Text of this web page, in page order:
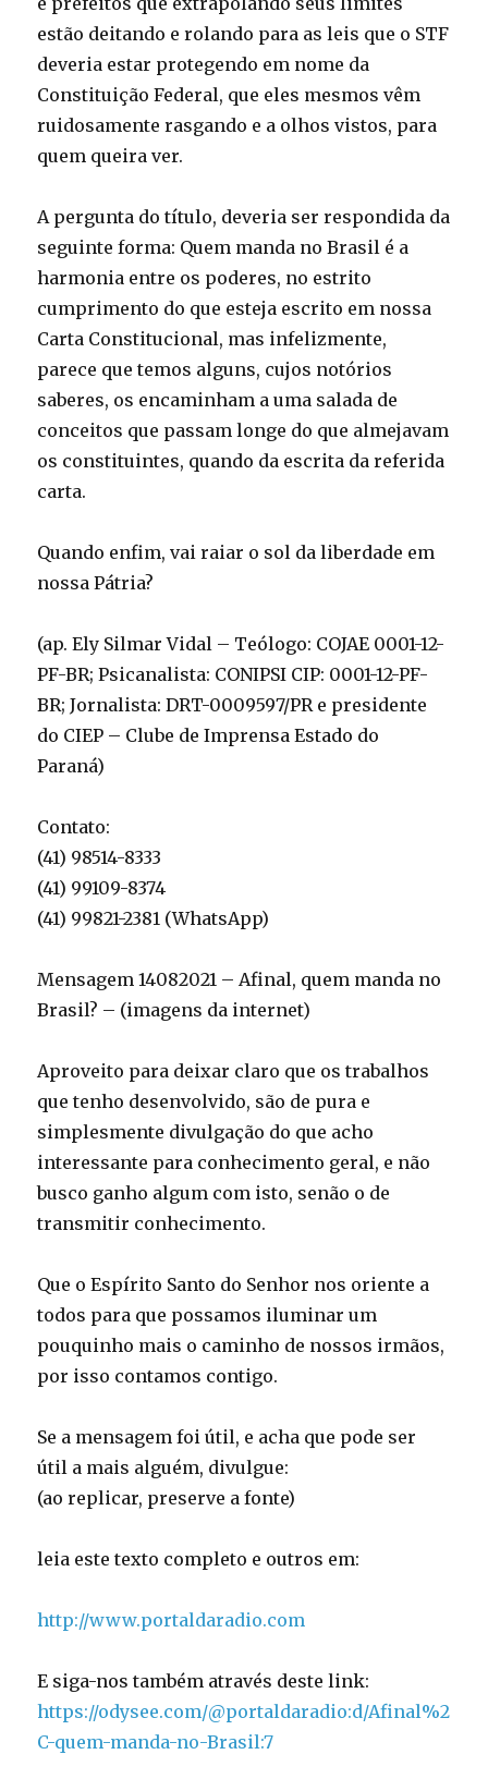
estão deitando e rolando para as leis que o STF
deveria estar protegendo em nome da
Constituição Federal, que eles mesmos vêm
ruidosamente rasgando e a olhos vistos, para
quem queira ver.
A pergunta do título, deveria ser respondida da
seguinte forma: Quem manda no Brasil é a
harmonia entre os poderes, no estrito
cumprimento do que esteja escrito em nossa
Carta Constitucional, mas infelizmente,
parece que temos alguns, cujos notórios
saberes, os encaminham a uma salada de
conceitos que passam longe do que almejavam
os constituintes, quando da escrita da referida
carta.
Quando enfim, vai raiar o sol da liberdade em
nossa Pátria?
(ap. Ely Silmar Vidal – Teólogo: COJAE 0001-12-
PF-BR; Psicanalista: CONIPSI CIP: 0001-12-PF-
BR; Jornalista: DRT-0009597/PR e presidente
do CIEP – Clube de Imprensa Estado do
Paraná)
Contato:
(41) 98514-8333
(41) 99109-8374
(41) 99821-2381 (WhatsApp)
Mensagem 14082021 – Afinal, quem manda no
Brasil? – (imagens da internet)
Aproveito para deixar claro que os trabalhos
que tenho desenvolvido, são de pura e
simplesmente divulgação do que acho
interessante para conhecimento geral, e não
busco ganho algum com isto, senão o de
transmitir conhecimento.
Que o Espírito Santo do Senhor nos oriente a
todos para que possamos iluminar um
pouquinho mais o caminho de nossos irmãos,
por isso contamos contigo.
Se a mensagem foi útil, e acha que pode ser
útil a mais alguém, divulgue:
(ao replicar, preserve a fonte)
leia este texto completo e outros em:
http://www.portaldaradio.com
E siga-nos também através deste link:
https://odysee.com/@portaldaradio:d/Afinal%2
C-quem-manda-no-Brasil:7